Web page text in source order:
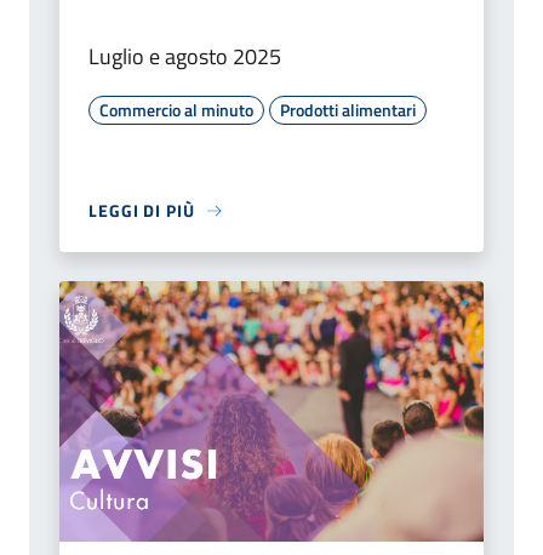
Luglio e agosto 2025
Commercio al minuto Prodotti alimentari
LEGGI DI PIÙ